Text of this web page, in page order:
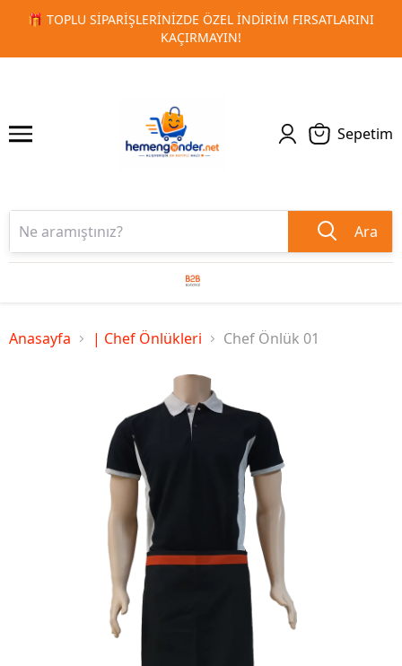
FIRSATLARINI
🚀 KURUMSAL PROMOSYON VE MATBAA
1 2
Sepetim
Ara
Anasayfa | Chef Önlükleri Chef Önlük 01